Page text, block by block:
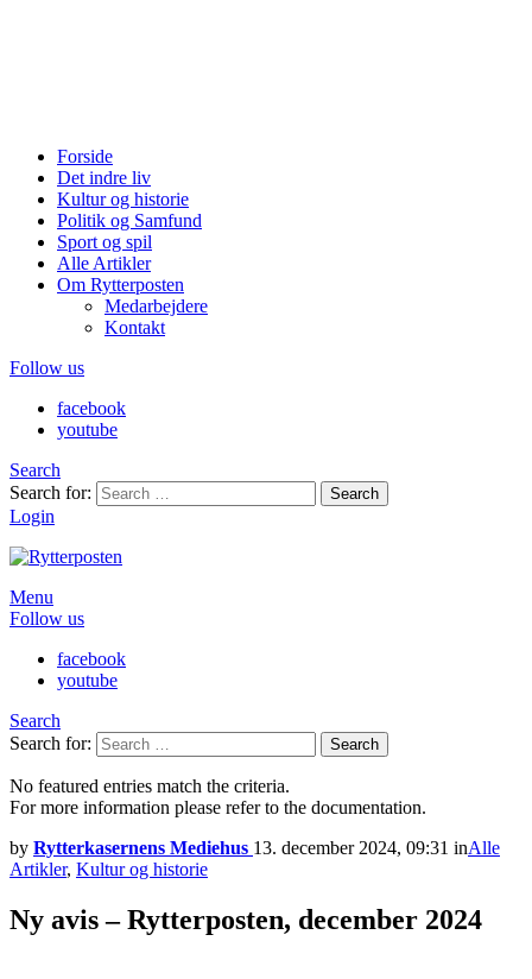
Forside
Det indre liv
Kultur og historie
Politik og Samfund
Sport og spil
Alle Artikler
Om Rytterposten
Medarbejdere
Kontakt
Follow us
facebook
youtube
Search
Search for:
Search
Login
Menu
Follow us
facebook
youtube
Search
Search for:
Search
No featured entries match the criteria.
For more information please refer to the documentation.
by Rytterkasernens Mediehus 13. december 2024, 09:31 inAlle
Artikler, Kultur og historie
Ny avis – Rytterposten, december 2024